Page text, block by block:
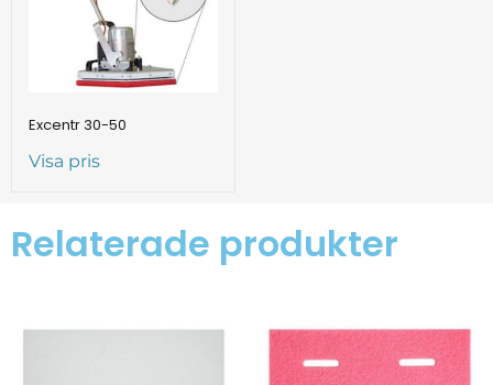
Excentr 30-50
Visa pris
Relaterade produkter